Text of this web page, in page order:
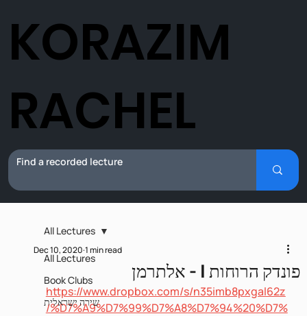
All Lectures
Book Clubs
שירה ישראלית
All Lectures
פונדק הרוחות I - אלתרמן
Dec 10, 2020 1 min read
https://www.dropbox.com/s/n35imb8pxgal62z
/%D7%A9%D7%99%D7%A8%D7%94%20%D7%
KORAZIM
RACHEL